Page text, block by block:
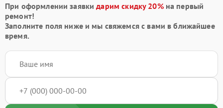
При оформлении заявкидарим скидку 20%на первый
ремонт!
Заполните поля ниже и мы свяжемся с вами в ближайшее
время.